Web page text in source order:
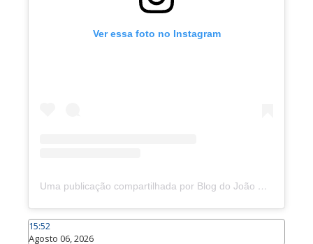
Ver essa foto no Instagram
Uma publicação compartilhada por Blog do João Marcolino (@joaomarcolinoneto)
15:52
Agosto 06, 2026